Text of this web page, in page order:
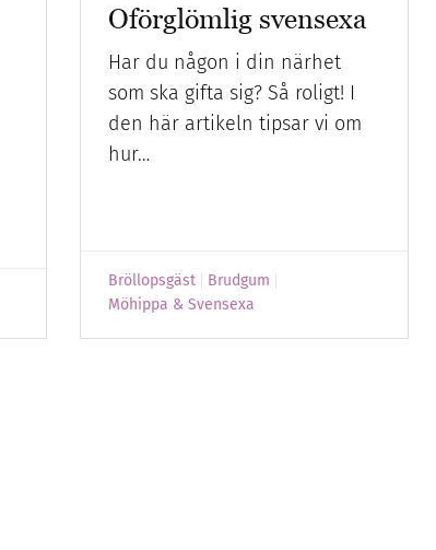
Oförglömlig svensexa
Har du någon i din närhet
som ska gifta sig? Så roligt! I
den här artikeln tipsar vi om
hur…
Bröllopsgäst
Brudgum
Möhippa & Svensexa